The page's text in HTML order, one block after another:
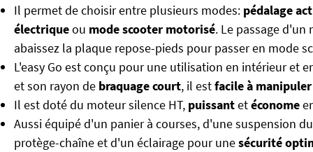
Il permet de choisir entre plusieurs modes: pédalage
électriqueou mode scooter motorisé. Le passage
abaissez la plaque repose-pieds pour passer en mode
L'easy Go est conçu pour une utilisation en intérieur et
et son rayon de braquage court, il estfacile à manipuler
Il est doté du moteur silence HT, puissantetéconome
Aussi équipé d'un panier à courses, d'une suspension
protège-chaîne et d'un éclairage pour unesécurité